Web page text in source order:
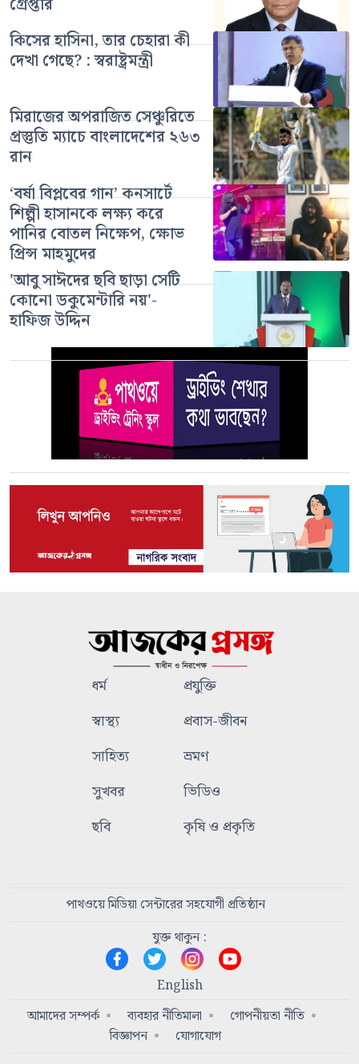
কিসের হাসিনা, তার চেহারা কী
দেখা গেছে? : স্বরাষ্ট্রমন্ত্রী
মিরাজের অপরাজিত সেঞ্চুরিতে
প্রস্তুতি ম্যাচে বাংলাদেশের ২৬৩
রান
‘বর্ষা বিপ্লবের গান’ কনসার্টে
শিল্পী হাসানকে লক্ষ্য করে
পানির বোতল নিক্ষেপ, ক্ষোভ
প্রিন্স মাহমুদের
'আবু সাঈদের ছবি ছাড়া সেটি
কোনো ডকুমেন্টারি নয়'-
হাফিজ উদ্দিন
ধর্ম
প্রযুক্তি
স্বাস্থ্য
প্রবাস-জীবন
সাহিত্য
ভ্রমণ
সুখবর
ভিডিও
ছবি
কৃষি ও প্রকৃতি
পাথওয়ে মিডিয়া সেন্টারের সহযোগী প্রতিষ্ঠান
যুক্ত থাকুন :
English
আমাদের সম্পর্ক
ব্যবহার নীতিমালা
গোপনীয়তা নীতি
বিজ্ঞাপন
যোগাযোগ